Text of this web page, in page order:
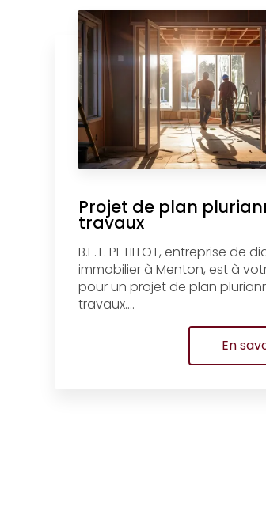
Projet de plan
travaux
B.E.T. PETILLOT, entreprise de
immobilier à Menton, est à
pour un projet de plan
travaux....
En